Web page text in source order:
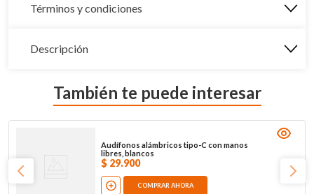
Términos y condiciones
Descripción
También te puede interesar
Audífonos alámbricos tipo-C con manos
libres, blancos
$ 29.900
COMPRAR AHORA